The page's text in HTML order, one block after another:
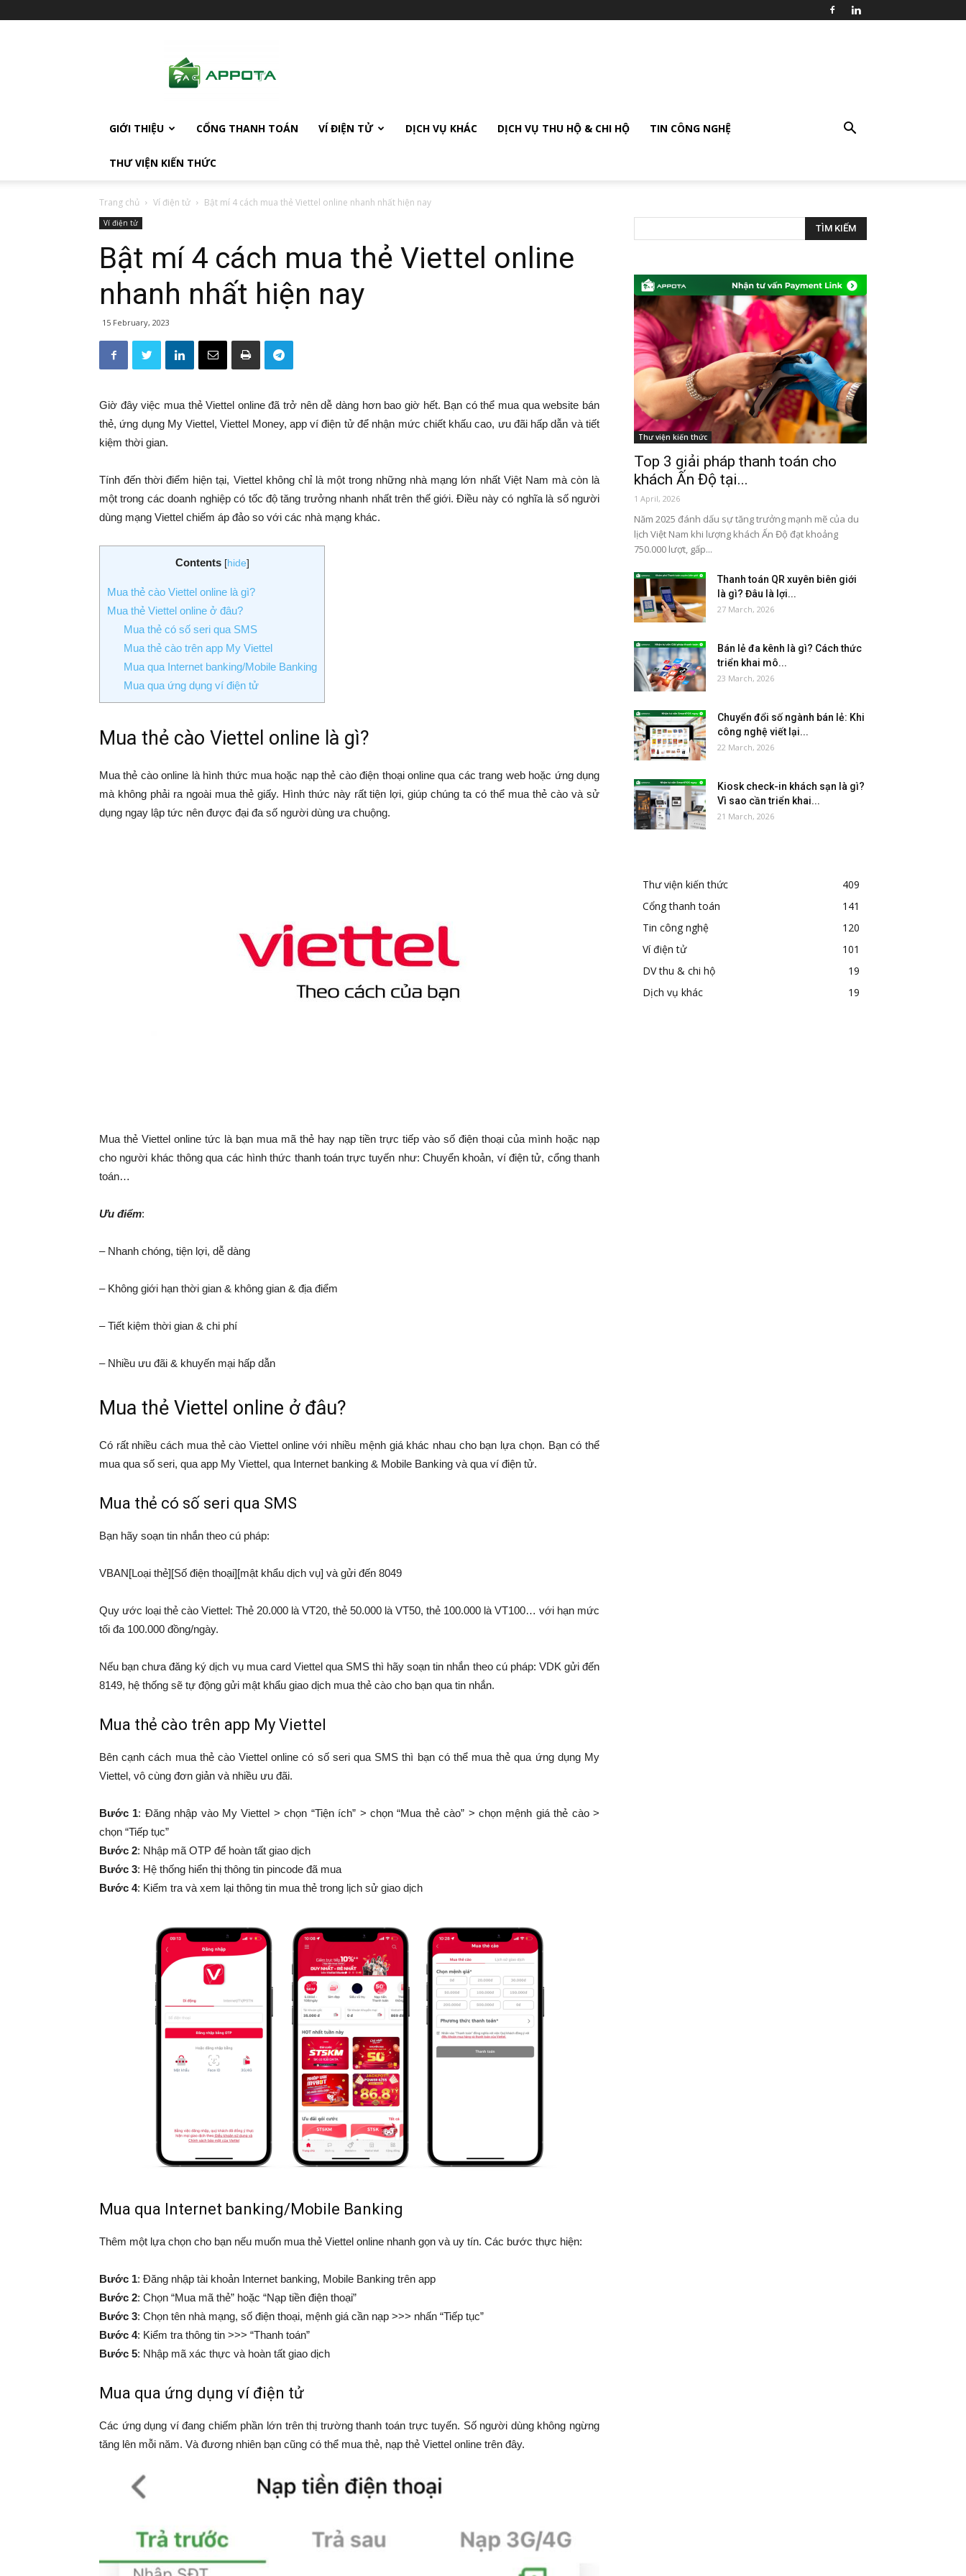
GIỚI THIỆU CỔNG THANH TOÁN VÍ ĐIỆN TỬ DỊCH VỤ KHÁC DỊCH VỤ THU HỘ & CHI HỘ TIN CÔNG NGHỆ
THƯ VIỆN KIẾN THỨC
Trang chủ Ví điện tử Bật mí 4 cách mua thẻ Viettel online nhanh nhất hiện nay
Ví điện tử
Bật mí 4 cách mua thẻ Viettel online
nhanh nhất hiện nay
15 February, 2023
Giờ đây việc mua thẻ Viettel online đã trở nên dễ dàng hơn bao giờ hết. Bạn có thể mua qua website bán
thẻ, ứng dụng My Viettel, Viettel Money, app ví điện tử để nhận mức chiết khấu cao, ưu đãi hấp dẫn và tiết
kiệm thời gian.
Tính đến thời điểm hiện tại, Viettel không chỉ là một trong những nhà mạng lớn nhất Việt Nam mà còn là
một trong các doanh nghiệp có tốc độ tăng trưởng nhanh nhất trên thế giới. Điều này có nghĩa là số người
dùng mạng Viettel chiếm áp đảo so với các nhà mạng khác.
Contents [hide]
Mua thẻ cào Viettel online là gì?
Mua thẻ Viettel online ở đâu?
Mua thẻ có số seri qua SMS
Mua thẻ cào trên app My Viettel
Mua qua Internet banking/Mobile Banking
Mua qua ứng dụng ví điện tử
Mua thẻ cào Viettel online là gì?
Mua thẻ cào online là hình thức mua hoặc nạp thẻ cào điện thoại online qua các trang web hoặc ứng dụng
mà không phải ra ngoài mua thẻ giấy. Hình thức này rất tiện lợi, giúp chúng ta có thể mua thẻ cào và sử
dụng ngay lập tức nên được đại đa số người dùng ưa chuộng.
Mua thẻ Viettel online tức là bạn mua mã thẻ hay nạp tiền trực tiếp vào số điện thoại của mình hoặc nạp
cho người khác thông qua các hình thức thanh toán trực tuyến như: Chuyển khoản, ví điện tử, cổng thanh
toán…
Ưu điểm:
– Nhanh chóng, tiện lợi, dễ dàng
– Không giới hạn thời gian & không gian & địa điểm
– Tiết kiệm thời gian & chi phí
– Nhiều ưu đãi & khuyến mại hấp dẫn
Mua thẻ Viettel online ở đâu?
Có rất nhiều cách mua thẻ cào Viettel online với nhiều mệnh giá khác nhau cho bạn lựa chọn. Bạn có thể
mua qua số seri, qua app My Viettel, qua Internet banking & Mobile Banking và qua ví điện tử.
Mua thẻ có số seri qua SMS
Bạn hãy soạn tin nhắn theo cú pháp:
VBAN[Loại thẻ][Số điện thoại][mật khẩu dịch vụ] và gửi đến 8049
Quy ước loại thẻ cào Viettel: Thẻ 20.000 là VT20, thẻ 50.000 là VT50, thẻ 100.000 là VT100… với hạn mức
tối đa 100.000 đồng/ngày.
Nếu bạn chưa đăng ký dịch vụ mua card Viettel qua SMS thì hãy soạn tin nhắn theo cú pháp: VDK gửi đến
8149, hệ thống sẽ tự động gửi mật khẩu giao dịch mua thẻ cào cho bạn qua tin nhắn.
Mua thẻ cào trên app My Viettel
Bên cạnh cách mua thẻ cào Viettel online có số seri qua SMS thì bạn có thể mua thẻ qua ứng dụng My
Viettel, vô cùng đơn giản và nhiều ưu đãi.
Bước 1: Đăng nhập vào My Viettel > chọn “Tiện ích” > chọn “Mua thẻ cào” > chọn mệnh giá thẻ cào >
chọn “Tiếp tục”
Bước 2: Nhập mã OTP để hoàn tất giao dịch
Bước 3: Hệ thống hiển thị thông tin pincode đã mua
Bước 4: Kiểm tra và xem lại thông tin mua thẻ trong lịch sử giao dịch
Mua qua Internet banking/Mobile Banking
Thêm một lựa chọn cho bạn nếu muốn mua thẻ Viettel online nhanh gọn và uy tín. Các bước thực hiện:
Bước 1: Đăng nhập tài khoản Internet banking, Mobile Banking trên app
Bước 2: Chọn “Mua mã thẻ” hoặc “Nạp tiền điện thoại”
Bước 3: Chọn tên nhà mạng, số điện thoại, mệnh giá cần nạp >>> nhấn “Tiếp tục”
Bước 4: Kiểm tra thông tin >>> “Thanh toán”
Bước 5: Nhập mã xác thực và hoàn tất giao dịch
Mua qua ứng dụng ví điện tử
Các ứng dụng ví đang chiếm phần lớn trên thị trường thanh toán trực tuyến. Số người dùng không ngừng
tăng lên mỗi năm. Và đương nhiên bạn cũng có thể mua thẻ, nạp thẻ Viettel online trên đây.
Thư viện kiến thức
Top 3 giải pháp thanh toán cho
khách Ấn Độ tại...
1 April, 2026
Năm 2025 đánh dấu sự tăng trưởng mạnh mẽ của du
lịch Việt Nam khi lượng khách Ấn Độ đạt khoảng
750.000 lượt, gấp...
Thanh toán QR xuyên biên giới
là gì? Đâu là lợi...
27 March, 2026
Bán lẻ đa kênh là gì? Cách thức
triển khai mô...
23 March, 2026
Chuyển đổi số ngành bán lẻ: Khi
công nghệ viết lại...
22 March, 2026
Kiosk check-in khách sạn là gì?
Vì sao cần triển khai...
21 March, 2026
Thư viện kiến thức
409
Cổng thanh toán
141
Tin công nghệ
120
Ví điện tử
101
DV thu & chi hộ
19
Dịch vụ khác
19